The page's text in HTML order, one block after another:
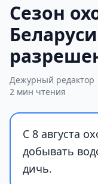
Сезон
Дежурный редактор
2 мин чтения
С 8 августа
добывать
дичь.